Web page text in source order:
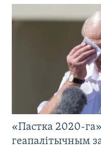
«Пастка 2020-
геапалітычным